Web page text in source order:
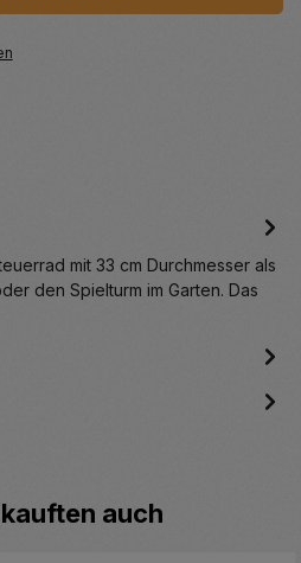
mit 33 cm Durchmesser als
den Spielturm im Garten. Das
auch